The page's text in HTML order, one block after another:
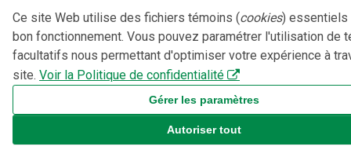
Ce site Web utilise des fichiers témoins (cookies) essentiels
bon fonctionnement. Vous pouvez paramétrer l'utilisation de
facultatifs nous permettant d'optimiser votre expérience à
site. Voir la Politique de confidentialité
Gérer les paramètres
Autoriser tout